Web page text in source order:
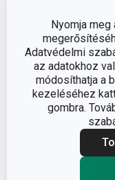
Nyomja meg
Adatvédelmi
az adatokhoz
módosíthatja a
kezeléséhez
gombra.
BESOROLÁS
SÜTŐBE
TERMÉKCSALÁD